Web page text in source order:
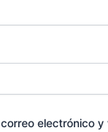
electrónico